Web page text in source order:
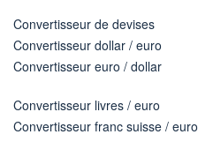
Convertisseur de devises
Convertisseur dollar / euro
Convertisseur euro / dollar
Convertisseur livres / euro
Convertisseur franc suisse / euro